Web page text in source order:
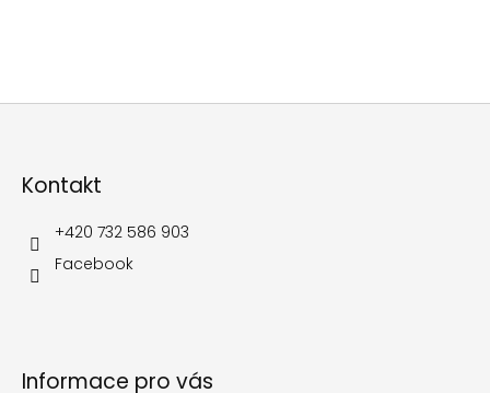
Kontakt
+420 732 586 903
Facebook
Informace pro vás